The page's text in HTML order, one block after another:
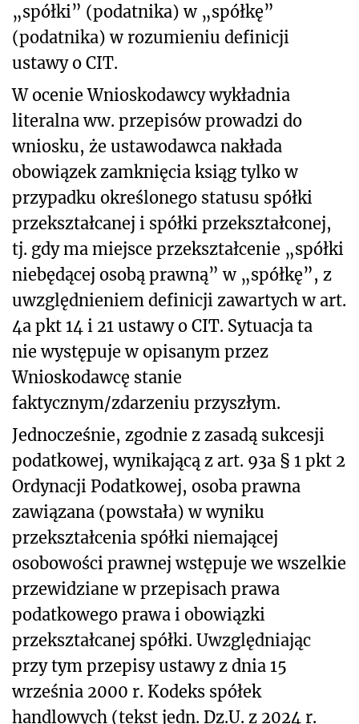
„spółki” (podatnika) w „spółkę”
(podatnika) w rozumieniu definicji
ustawy o CIT.
W ocenie Wnioskodawcy wykładnia
literalna ww. przepisów prowadzi do
wniosku, że ustawodawca nakłada
obowiązek zamknięcia ksiąg tylko w
przypadku określonego statusu spółki
przekształcanej i spółki przekształconej,
tj. gdy ma miejsce przekształcenie „spółki
niebędącej osobą prawną” w „spółkę”, z
uwzględnieniem definicji zawartych w art.
4a pkt 14 i 21 ustawy o CIT. Sytuacja ta
nie występuje w opisanym przez
Wnioskodawcę stanie
faktycznym/zdarzeniu przyszłym.
Jednocześnie, zgodnie z zasadą sukcesji
podatkowej, wynikającą z art. 93a § 1 pkt 2
Ordynacji Podatkowej, osoba prawna
zawiązana (powstała) w wyniku
przekształcenia spółki niemającej
osobowości prawnej wstępuje we wszelkie
przewidziane w przepisach prawa
podatkowego prawa i obowiązki
przekształcanej spółki. Uwzględniając
przy tym przepisy ustawy z dnia 15
września 2000 r. Kodeks spółek
handlowych (tekst jedn. Dz.U. z 2024 r.